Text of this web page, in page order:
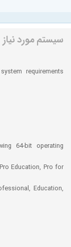
سیستم مورد نیاز
requirements
64-bit operating
Education, Pro for
Education,